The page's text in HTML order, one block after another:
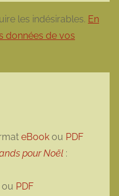
les indésirables. En
données de vos
eBook ou PDF
pour Noël :
ou PDF